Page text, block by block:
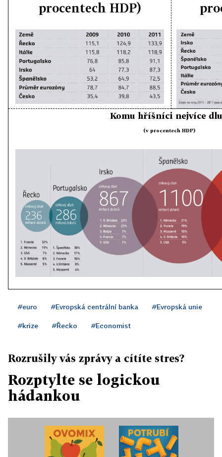
procentech HDP)
Komu hříšníci nejvíce
(v procentech HDP)
#euro #Evropská centrální banka #Evropská unie
#krize #Řecko #Economist
Rozrušily vás zprávy a cítíte stres?
Rozptylte se logickou
hádankou